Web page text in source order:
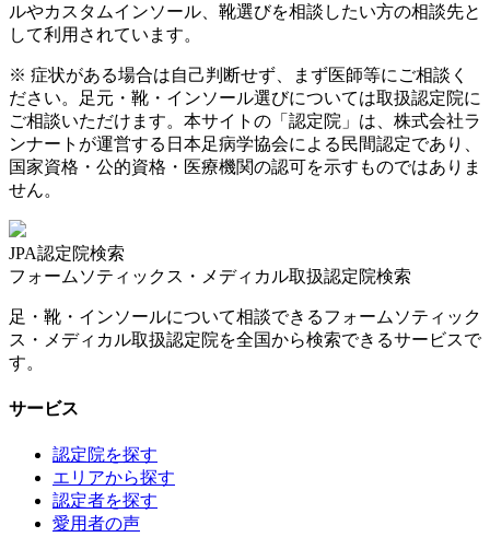
ルやカスタムインソール、靴選びを相談したい方の相談先と
して利用されています。
※ 症状がある場合は自己判断せず、まず医師等にご相談く
ださい。足元・靴・インソール選びについては取扱認定院に
ご相談いただけます。本サイトの「認定院」は、株式会社ラ
ンナートが運営する日本足病学協会による民間認定であり、
国家資格・公的資格・医療機関の認可を示すものではありま
せん。
JPA認定院検索
フォームソティックス・メディカル取扱認定院検索
足・靴・インソールについて相談できるフォームソティック
ス・メディカル取扱認定院を全国から検索できるサービスで
す。
サービス
認定院を探す
エリアから探す
認定者を探す
愛用者の声